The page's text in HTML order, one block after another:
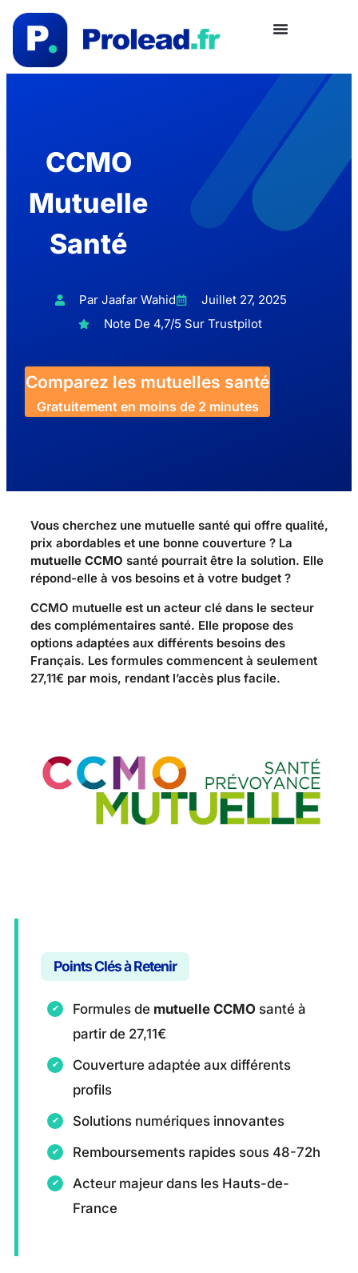
CCMO
Mutuelle
Santé
Par Jaafar Wahid
Juillet 27, 2025
Note De 4,7/5 Sur Trustpilot
Comparez les mutuelles santé
Gratuitement en moins de 2 minutes
Vous cherchez une mutuelle santé qui offre qualité,
prix abordables et une bonne couverture ? La
mutuelle CCMO santé pourrait être la solution. Elle
répond-elle à vos besoins et à votre budget ?
CCMO mutuelle est un acteur clé dans le secteur
des complémentaires santé. Elle propose des
options adaptées aux différents besoins des
Français. Les formules commencent à seulement
27,11€ par mois, rendant l’accès plus facile.
Points Clés à Retenir
Formules de mutuelle CCMO santé à
partir de 27,11€
Couverture adaptée aux différents
profils
Solutions numériques innovantes
Remboursements rapides sous 48-72h
Acteur majeur dans les Hauts-de-
France